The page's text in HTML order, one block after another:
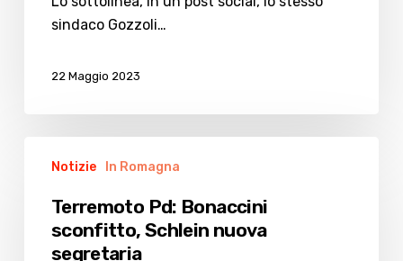
sindaco Gozzoli…
22 Maggio 2023
sconfitto,
Schlein
Notizie In Romagna
Terremoto Pd: Bonaccini
sconfitto, Schlein nuova
segretaria